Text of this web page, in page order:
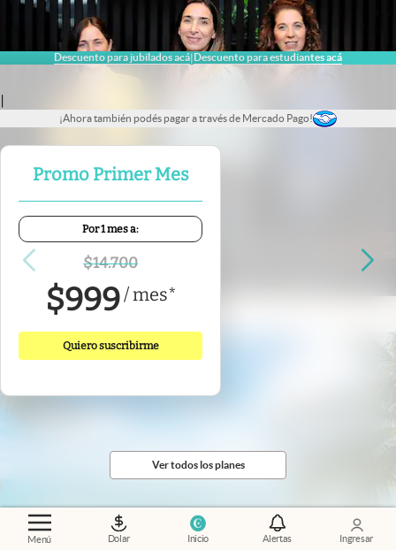
Menú Dolar Inicio Alertas Ingresar
Descuento para jubilados acá|Descuento para estudiantes acá
|
¡Ahora también podés pagar a través de Mercado Pago!
Promo Primer Mes
Por 1 mes a:
$14.700
$999/mes*
Quiero suscribirme
Ver todos los planes
"Donde nacen las estrellas"
conectar: cómo es Nébula, la comunidad que
apuesta por el nuevo liderazgo femenino